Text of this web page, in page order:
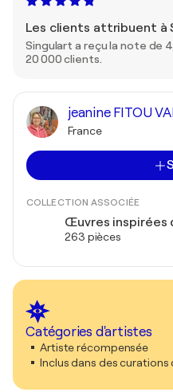
Les clients attribuent à
Singulart a reçu la note de
20 000 clients.
jeanine FITOU
France
COLLECTION ASSOCIÉE
Œuvres inspirées
263 pièces
Catégories d'artistes
Artiste récompensée
Inclus dans des curations